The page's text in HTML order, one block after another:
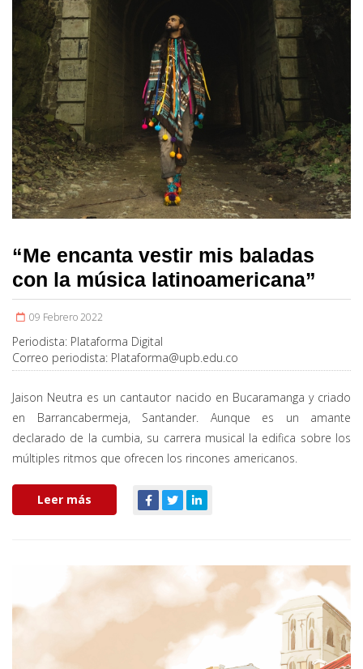
“Me encanta vestir mis baladas
con la música latinoamericana”
09 Febrero 2022
Periodista: Plataforma Digital
Correo periodista: Plataforma@upb.edu.co
Jaison Neutra es un cantautor nacido en Bucaramanga y criado
en Barrancabermeja, Santander. Aunque es un amante
declarado de la cumbia, su carrera musical la edifica sobre los
múltiples ritmos que ofrecen los rincones americanos.
Leer más